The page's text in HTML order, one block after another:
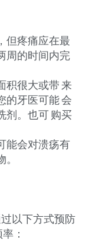
但疼痛应在最
周的时间内完
积很大或带 来
的牙医可能 会
剂。也可 购买
能会对溃疡有
以下方式预防
：